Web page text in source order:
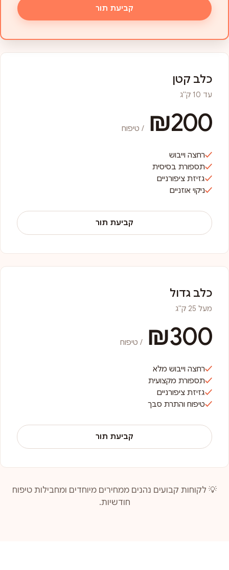
כלב קטן
עד 10 ק"ג
₪200 / טיפוח
רחצה וייבוש
תספורת בסיסית
גזיזת ציפורניים
ניקוי אוזניים
קביעת תור
קביעת תור
כלב גדול
מעל 25 ק"ג
₪300 / טיפוח
רחצה וייבוש מלא
תספורת מקצועית
גזיזת ציפורניים
טיפוח והתרת סבך
קביעת תור
💡 לקוחות קבועים נהנים ממחירים מיוחדים ומחבילות טיפוח
חודשיות.